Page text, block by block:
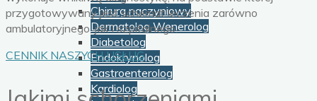
Chirurg naczyniowy
Dermatolog Wenerolog
Diabetolog
Endokrynolog
Gastroenterolog
Kardiolog
przygotowywany jest schemat leczenia zarówno
ambulatoryjnego, jak i szpitalnego.
CENNIK NASZYCH USŁUG